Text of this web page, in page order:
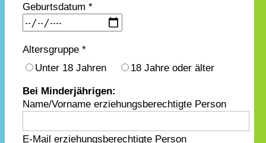
Geburtsdatum *
Altersgruppe *
Unter 18 Jahren
18 Jahre oder älter
Bei Minderjährigen:
Name/Vorname erziehungsberechtigte Person
E-Mail erziehungsberechtigte Person